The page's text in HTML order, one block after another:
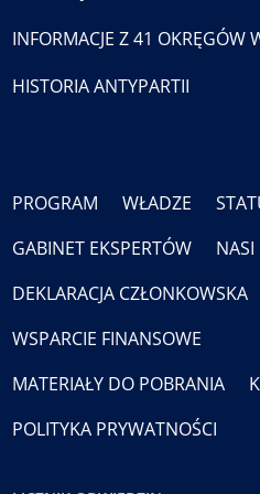
INFORMACJE Z 41 OKRĘGÓW
HISTORIA ANTYPARTII
PROGRAM WŁADZE
GABINET EKSPERTÓW
NASI
DEKLARACJA CZŁONKOWSKA
WSPARCIE FINANSOWE
MATERIAŁY DO POBRANIA
POLITYKA PRYWATNOŚCI